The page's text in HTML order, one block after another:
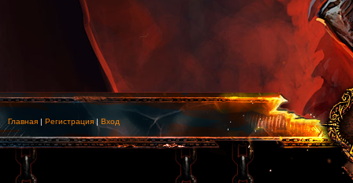
Главная | Регистрация | Вход